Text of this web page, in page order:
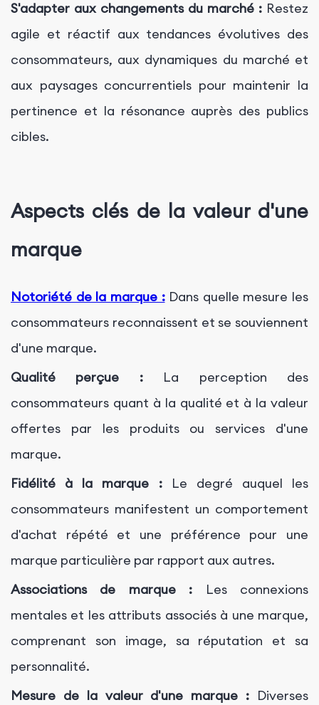
S'adapter aux changements du marché : Restez
agile et réactif aux tendances évolutives des
consommateurs, aux dynamiques du marché et
aux paysages concurrentiels pour maintenir la
pertinence et la résonance auprès des publics
cibles.
Aspects clés de la valeur d'une
marque
Notoriété de la marque : Dans quelle mesure les
consommateurs reconnaissent et se souviennent
d'une marque.
Qualité perçue :La perception des
consommateurs quant à la qualité et à la valeur
offertes par les produits ou services d'une
marque.
Fidélité à la marque :Le degré auquel les
consommateurs manifestent un comportement
d'achat répété et une préférence pour une
marque particulière par rapport aux autres.
Associations de marque : Les connexions
mentales et les attributs associés à une marque,
comprenant son image, sa réputation et sa
personnalité.
Mesure de la valeur d'une marque : Diverses